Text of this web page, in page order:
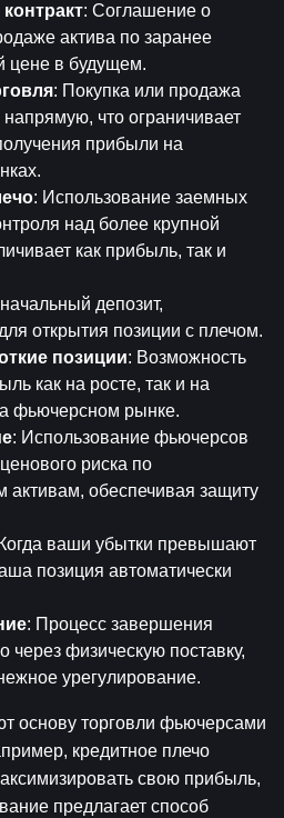
: Соглашение о
актива по заранее
цене в будущем.
: Покупка или продажа
что ограничивает
прибыли на
: Использование заемных
над более крупной
как прибыль, так и
депозит,
открытия позиции с плечом.
позиции: Возможность
как на росте, так и на
фьючерсном рынке.
: Использование фьючерсов
риска по
обеспечивая защиту
ваши убытки превышают
позиция автоматически
: Процесс завершения
через физическую поставку,
урегулирование.
основу торговли фьючерсами
кредитное плечо
свою прибыль,
предлагает способ